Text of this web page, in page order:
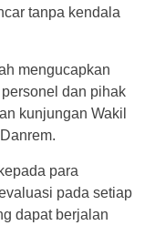
tanpa kendala
mengucapkan
dan pihak
kunjungan Wakil
para
pada setiap
dapat berjalan